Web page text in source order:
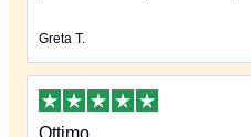
Greta T.
Ottimo